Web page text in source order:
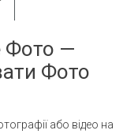
Фото —
Фото
або відео на